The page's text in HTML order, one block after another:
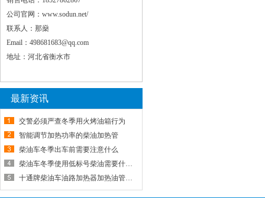
公司官网： www.sodun.net/
联系人： 那燊
Email： 498681683@qq.com
地址： 河北省衡水市
最新资讯
交警必须严查冬季用火烤油箱行为
智能调节加热功率的柴油加热管
柴油车冬季出车前需要注意什么